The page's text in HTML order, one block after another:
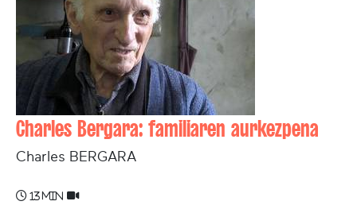
Charles Bergara: familiaren aurkezpena
Charles BERGARA
13 min